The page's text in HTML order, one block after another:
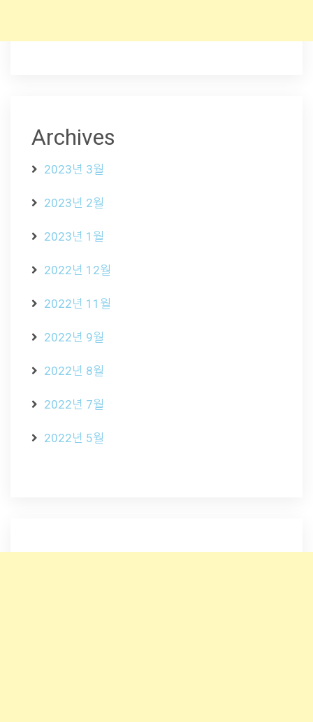
Archives
2023년 3월
2023년 2월
2023년 1월
2022년 12월
2022년 11월
2022년 9월
2022년 8월
2022년 7월
2022년 5월